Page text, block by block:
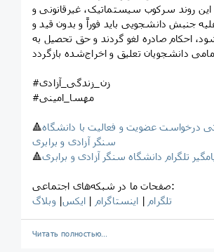
روند سرکوب سیستماتیک، غیرقانونی و
جنبش دانشجویی باید فوراً و بدون قید و
احکام صادره لغو گردند و حق تحصیل به
#زن_زندگی_آزادی
#مهسا_امینی
🔺درخواست عضویت و فعالیت با دانشگاه
سنگر آزادی و برابری
🔺تلگرام دانشگاه سنگر آزادی و برابری
صفحات ما در شبکه‌های اجتماعی:
تلگرام | اینستاگرام | ایکس|وبلاگ
Читать полностью…